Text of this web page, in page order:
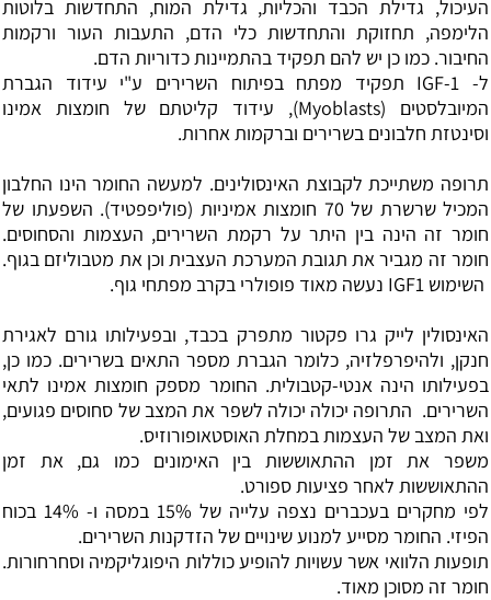
העיכול, גדילת הכבד והכליות, גדילת המוח, התחדשות בלוטות
הלימפה, תחזוקת והתחדשות כלי הדם, התעבות העור ורקמות
החיבור. כמו כן יש להם תפקיד בהתמיינות כדוריות הדם.
ל- IGF-1 תפקיד מפתח בפיתוח השרירים ע"י עידוד הגברת
המיובלסטים (Myoblasts), עידוד קליטתם של חומצות אמינו
וסינטזת חלבונים בשרירים וברקמות אחרות.
תרופה משתייכת לקבוצת האינסולינים. למעשה החומר הינו החלבון
המכיל שרשרת של 70 חומצות אמיניות (פוליפפטיד). השפעתו של
חומר זה הינה בין היתר על רקמת השרירים, העצמות והסחוסים.
חומר זה מגביר את תגובת המערכת העצבית וכן את מטבוליזם בגוף.
השימוש IGF1 נעשה מאוד פופולרי בקרב מפתחי גוף.
האינסולין לייק גרו פקטור מתפרק בכבד, ובפעילותו גורם לאגירת
חנקן, ולהיפרפלזיה, כלומר הגברת מספר התאים בשרירים. כמו כן,
בפעילותו הינה אנטי-קטבולית. החומר מספק חומצות אמינו לתאי
השרירים. התרופה יכולה יכולה לשפר את המצב של סחוסים פגועים,
ואת המצב של העצמות במחלת האוסטאופורוזיס.
משפר את זמן ההתאוששות בין האימונים כמו גם, את זמן
ההתאוששות לאחר פציעות ספורט.
לפי מחקרים בעכברים נצפה עלייה של 15% במסה ו- 14% בכוח
הפיזי. החומר מסייע למנוע שינויים של הזדקנות השרירים.
תופעות הלוואי אשר עשויות להופיע כוללות היפוגליקמיה וסחרחורות.
חומר זה מסוכן מאוד.